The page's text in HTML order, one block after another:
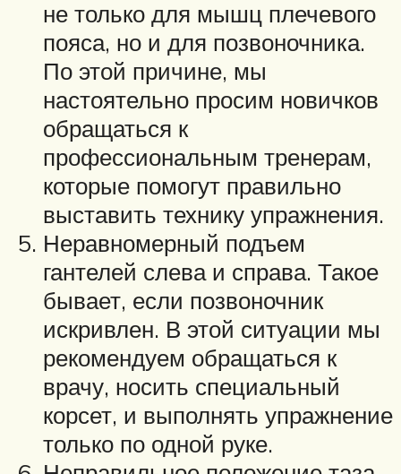
не только для мышц плечевого
пояса, но и для позвоночника.
По этой причине, мы
настоятельно просим новичков
обращаться к
профессиональным тренерам,
которые помогут правильно
выставить технику упражнения.
Неравномерный подъем
гантелей слева и справа. Такое
бывает, если позвоночник
искривлен. В этой ситуации мы
рекомендуем обращаться к
врачу, носить специальный
корсет, и выполнять упражнение
только по одной руке.